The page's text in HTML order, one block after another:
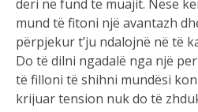
deri në fund të muajit. Nëse
mund të fitoni një avantazh
përpjekur t’ju ndalojnë në të
Do të dilni ngadalë nga një
të filloni të shihni mundësi
krijuar tension nuk do të